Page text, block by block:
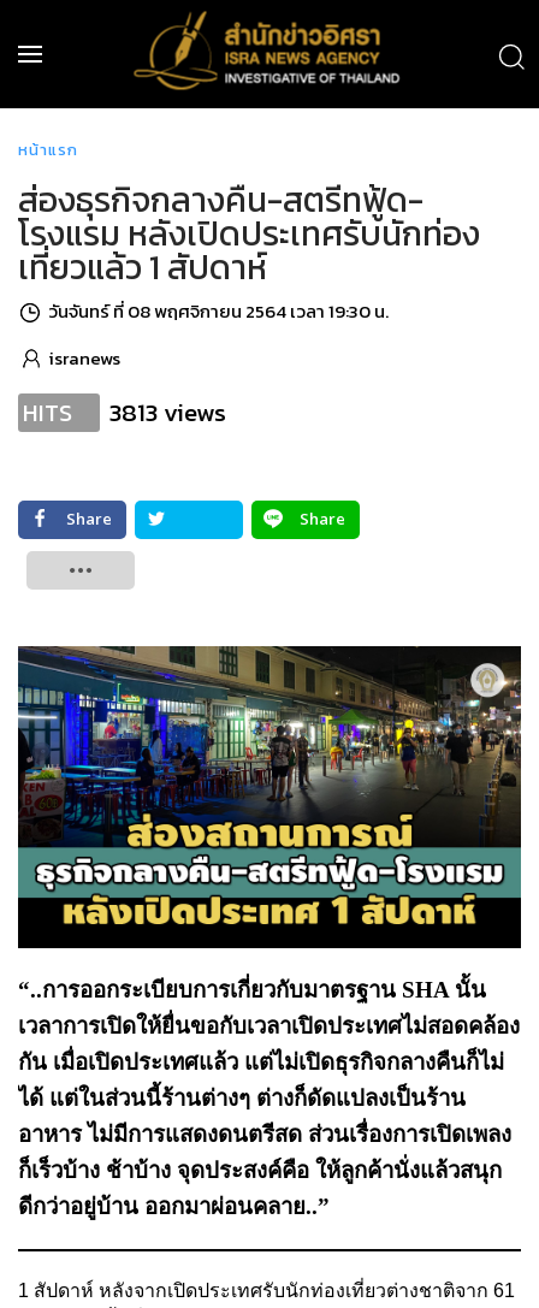
หน้าแรก
ส่องธุรกิจกลางคืน-สตรีทฟู้ด-
โรงแรม หลังเปิดประเทศรับนักท่อง
เที่ยวแล้ว 1 สัปดาห์
วันจันทร์ ที่ 08 พฤศจิกายน 2564 เวลา 19:30 น.
isranews
HITS 3813 views
Share
Share
“..การออกระเบียบการเกี่ยวกับมาตรฐาน SHA นั้น
เวลาการเปิดให้ยื่นขอกับเวลาเปิดประเทศไม่สอดคล้อง
กัน เมื่อเปิดประเทศแล้ว แต่ไม่เปิดธุรกิจกลางคืนก็ไม่
ได้ แต่ในส่วนนี้ร้านต่างๆ ต่างก็ดัดแปลงเป็นร้าน
อาหาร ไม่มีการแสดงดนตรีสด ส่วนเรื่องการเปิดเพลง
ก็เร็วบ้าง ช้าบ้าง จุดประสงค์คือ ให้ลูกค้านั่งแล้วสนุก
ดีกว่าอยู่บ้าน ออกมาผ่อนคลาย..”
1 สัปดาห์ หลังจากเปิดประเทศรับนักท่องเที่ยวต่างชาติจาก 61